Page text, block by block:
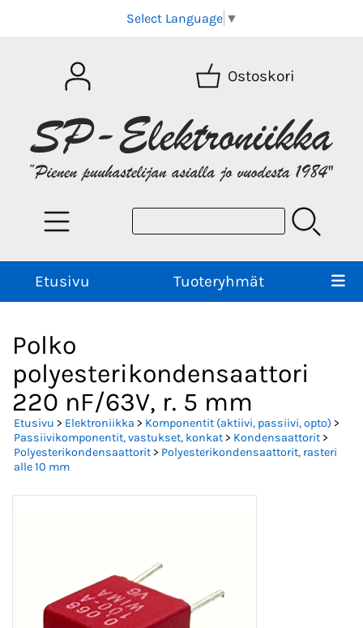
Select Language ▼
Ostoskori
Etusivu Tuoteryhmät
Polko
polyesterikondensaattori
220 nF/63V, r. 5 mm
Etusivu > Elektroniikka > Komponentit (aktiivi, passiivi, opto) >
Passiivikomponentit, vastukset, konkat> Kondensaattorit>
Polyesterikondensaattorit> Polyesterikondensaattorit, rasteri
alle 10 mm